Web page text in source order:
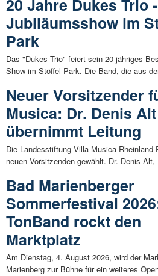
20 Jahre Dukes Trio -
Jubiläumsshow im
Park
Das "Dukes Trio" feiert sein 20-jähriges
Show im Stöffel-Park. Die Band, die aus
Neuer Vorsitzender
Musica: Dr. Denis Alt
übernimmt Leitung
Die Landesstiftung Villa Musica
neuen Vorsitzenden gewählt. Dr. Denis Alt,
Bad Marienberger
Sommerfestival
TonBand rockt den
Marktplatz
Am Dienstag, 4. August 2026, wird der
Marienberg zur Bühne für ein weiteres